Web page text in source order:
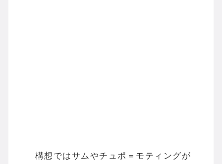
構想ではサムやチュポ＝モティングが